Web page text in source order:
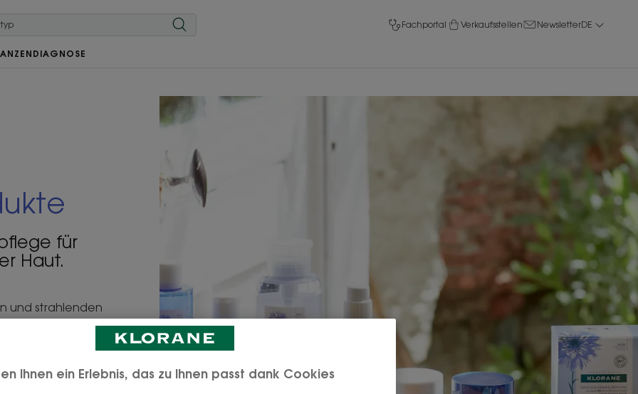
Fachportal Verkaufsstellen NewsletterDE
DIAGNOSE
für
Haut.
und strahlenden
Ihnen ein Erlebnis, das zu Ihnen passt dank Cookies